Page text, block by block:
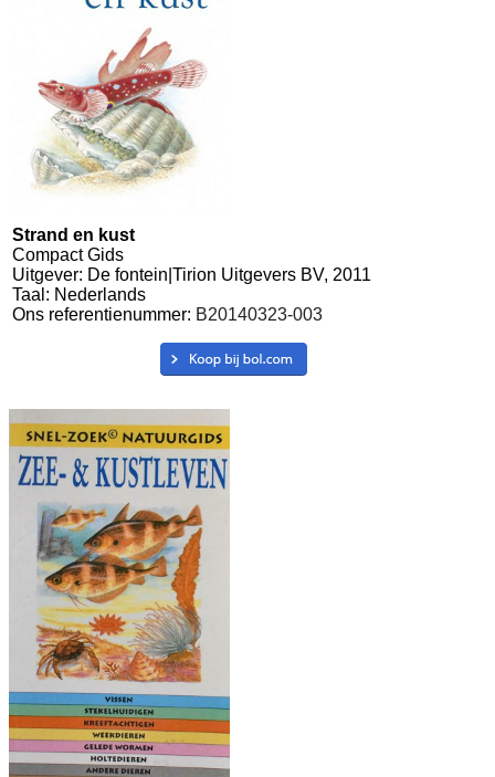
Strand en kust
Compact Gids
Uitgever: De fontein|Tirion Uitgevers BV, 2011
Taal: Nederlands
Ons referentienummer: B20140323-003